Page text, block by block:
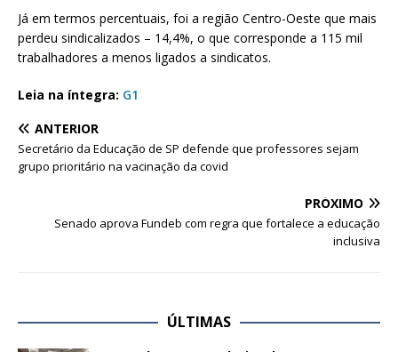
Já em termos percentuais, foi a região Centro-Oeste que mais
perdeu sindicalizados – 14,4%, o que corresponde a 115 mil
trabalhadores a menos ligados a sindicatos.
Leia na íntegra: G1
ANTERIOR
Secretário da Educação de SP defende que professores sejam
grupo prioritário na vacinação da covid
PRÓXIMO
Senado aprova Fundeb com regra que fortalece a educação
inclusiva
ÚLTIMAS